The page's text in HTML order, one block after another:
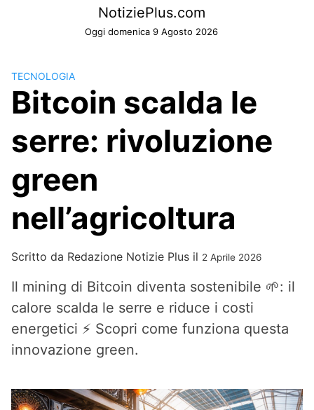
NotiziePlus.com
Oggi domenica 9 Agosto 2026
TECNOLOGIA
Bitcoin scalda le
serre: rivoluzione
green
nell’agricoltura
Scritto da Redazione Notizie Plus il 2 Aprile 2026
Il mining di Bitcoin diventa sostenibile 🌱: il
calore scalda le serre e riduce i costi
energetici ⚡ Scopri come funziona questa
innovazione green.